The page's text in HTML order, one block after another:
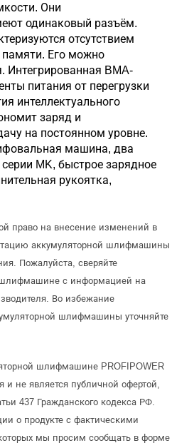
Они
одинаковый разъём.
отсутствием
Его можно
Интегрированная BMA-
питания от перегрузки
интеллектуального
заряд и
на постоянном уровне.
машина, два
MK, быстрое зарядное
рукоятка,
право на внесение изменений в
аккумуляторной шлифмашины
Пожалуйста, сверяйте
с информацией на
Во избежание
шлифмашины уточняйте
шлифмашине PROFIPOWER
и не является публичной офертой,
437 Гражданского кодекса РФ.
о продукте с фактическими
мы просим сообщать в форме